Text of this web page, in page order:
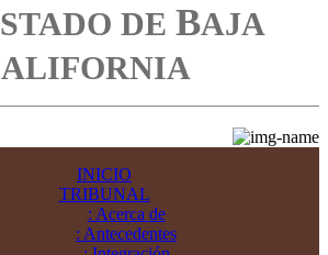
STADO DE BAJA
ALIFORNIA
INICIO
TRIBUNAL
: Acerca de
: Antecedentes